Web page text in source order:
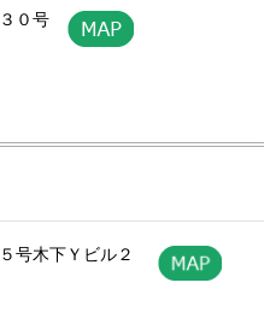
０号
号木下Ｙビル２